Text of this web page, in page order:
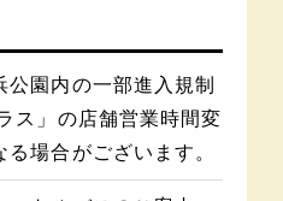
園内の一部進入規制
ス」の店舗営業時間変
場合がございます。